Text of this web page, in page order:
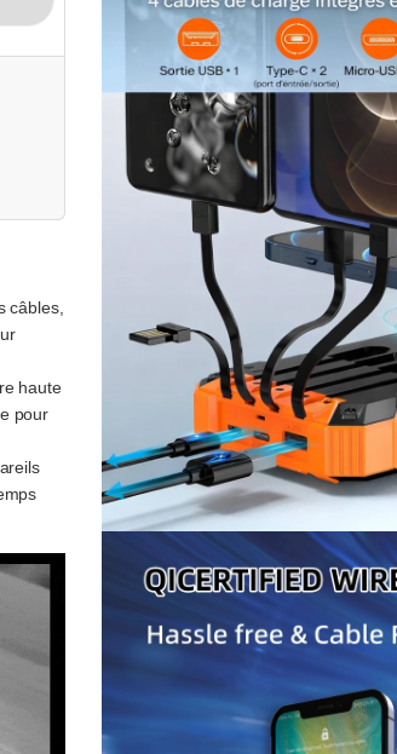
câbles,
haute
pour